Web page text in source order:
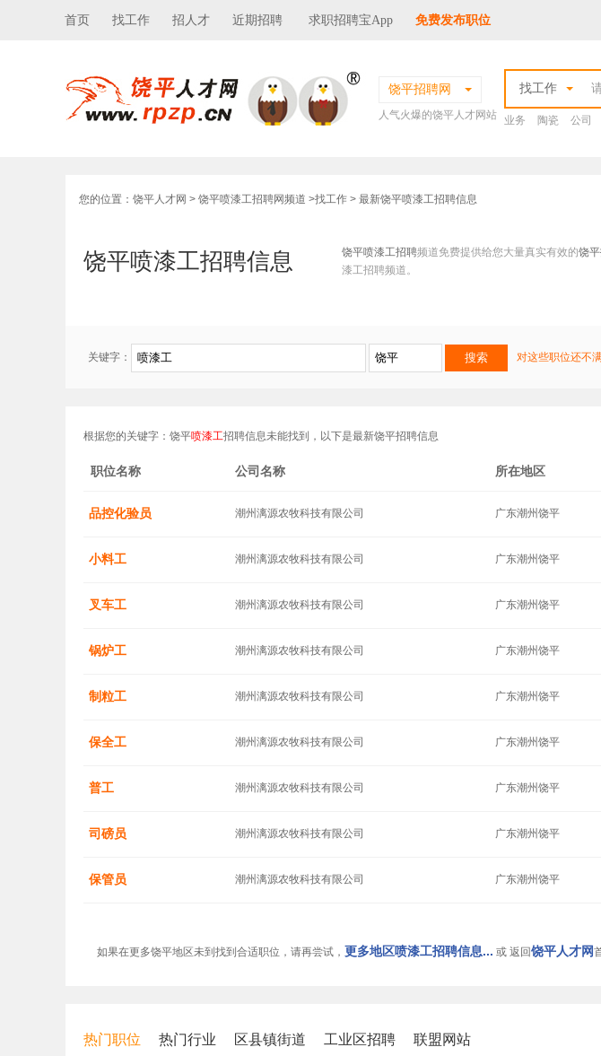
首页 找工作 招人才 近期招聘 求职招聘宝App 免费发布职位
饶平招聘网
人气火爆的饶平人才网站
找工作
业务 陶瓷 公司
您的位置： 饶平人才网 > 饶平喷漆工招聘网频道 >找工作 > 最新饶平喷漆工招聘信息
饶平喷漆工招聘信息 饶平喷漆工招聘频道免费提供给您大量真实有效的饶
漆工招聘频道。
关键字： 对这些职位还不
根据您的关键字：饶平喷漆工招聘信息未能找到，以下是最新饶平招聘信息
职位名称 公司名称 所在地区
品控化验员 潮州漓源农牧科技有限公司 广东潮州饶平
小料工 潮州漓源农牧科技有限公司 广东潮州饶平
叉车工 潮州漓源农牧科技有限公司 广东潮州饶平
锅炉工 潮州漓源农牧科技有限公司 广东潮州饶平
制粒工 潮州漓源农牧科技有限公司 广东潮州饶平
保全工 潮州漓源农牧科技有限公司 广东潮州饶平
普工 潮州漓源农牧科技有限公司 广东潮州饶平
司磅员 潮州漓源农牧科技有限公司 广东潮州饶平
保管员 潮州漓源农牧科技有限公司 广东潮州饶平
如果在更多饶平地区未到找到合适职位，请再尝试， 更多地区喷漆工招聘信息... 或 返回饶平人才网
热门职位 热门行业 区县镇街道 工业区招聘 联盟网站